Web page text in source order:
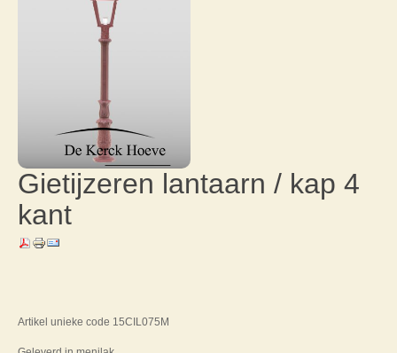
Gietijzeren lantaarn / kap 4
kant
Artikel unieke code 15CIL075M